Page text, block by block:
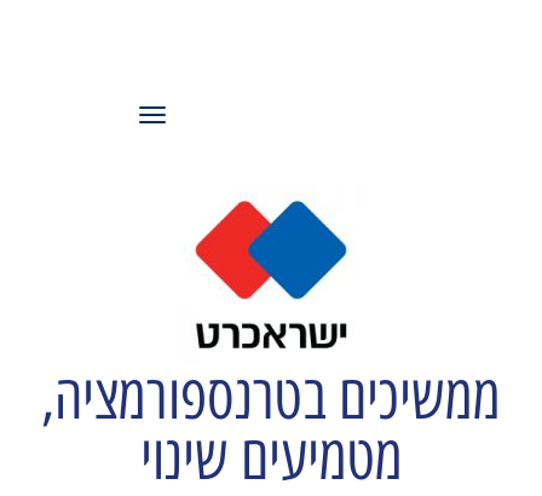
תפריט
ממשיכים בטרנספורמציה,
מטמיעים שינוי